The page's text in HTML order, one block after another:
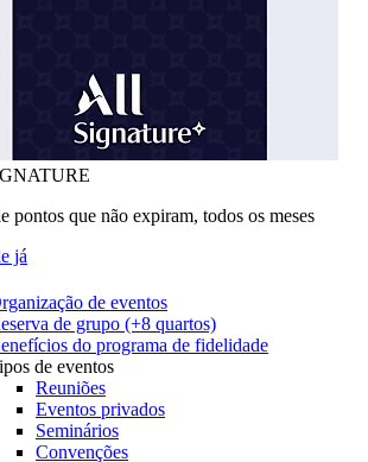
pontos que não expiram, todos os meses
já
de eventos
de grupo (+8 quartos)
do programa de fidelidade
de eventos
Reuniões
Eventos privados
Seminários
Convenções